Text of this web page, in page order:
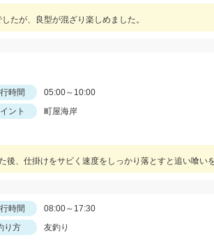
たが、良型が混ざり楽しめました。
時間
05:00～10:00
ント
町屋海岸
時間
08:00～17:30
り方 友釣り